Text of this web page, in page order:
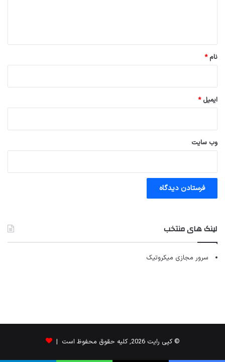
نام*
ایمیل*
وب‌ سایت
لینک های منتخب
سرور مجازی میکروتیک
© کپی رایت 2026, کلیه حقوق محفوظ است |